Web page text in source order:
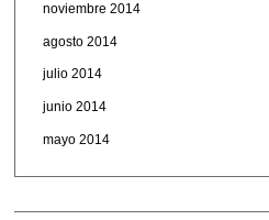
noviembre 2014
agosto 2014
julio 2014
junio 2014
mayo 2014